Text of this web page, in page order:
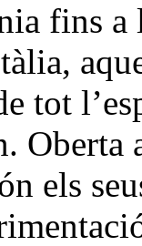
fins a
tot
Oberta
els